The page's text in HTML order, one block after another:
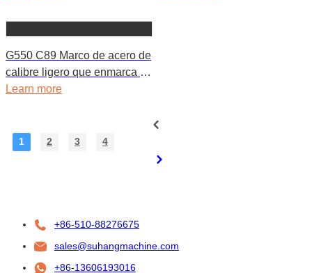
G550 C89 Marco de acero de
calibre ligero que enmarca la
máquina formadora de rollos
Learn more
1 2 3 4
+86-510-88276675
sales@suhangmachine.com
+86-13606193016